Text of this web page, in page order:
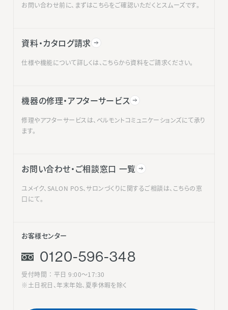
お問い合わせ前に、まずはこちらをご確認いただくとスムーズです。
資料・カタログ請求
仕様や機能について詳しくは、こちらから資料をご請求ください。
機器の修理・アフターサービス
修理やアフターサービスは、ベルモントコミュニケーションズにて承り
ます。
お問い合わせ・ご相談窓口 一覧
ユメイク、SALON POS、サロンづくりに関するご相談は、こちらの窓
口にて。
お客様センター
0120-596-348
受付時間 ： 平日 9:00〜17:30
※土日祝日、年末年始、夏季休暇を除く